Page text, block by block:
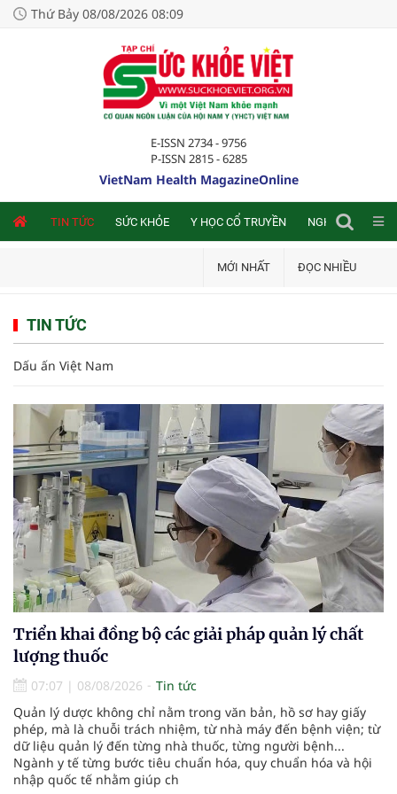
Thứ Bảy 08/08/2026 08:09
E-ISSN 2734 - 9756
P-ISSN 2815 - 6285
VietNam Health MagazineOnline
TIN TỨC SỨC KHỎE Y HỌC CỔ TRUYỀN NGHIÊN CỨU
MỚI NHẤT ĐỌC NHIỀU
TIN TỨC
Dấu ấn Việt Nam
Triển khai đồng bộ các giải pháp quản lý chất
lượng thuốc
07:07 | 08/08/2026
Tin tức
Quản lý dược không chỉ nằm trong văn bản, hồ sơ hay giấy
phép, mà là chuỗi trách nhiệm, từ nhà máy đến bệnh viện; từ
dữ liệu quản lý đến từng nhà thuốc, từng người bệnh...
Ngành y tế từng bước tiêu chuẩn hóa, quy chuẩn hóa và hội
nhập quốc tế nhằm giúp ch